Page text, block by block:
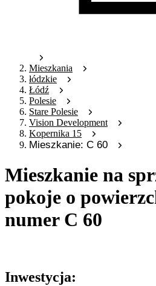
Mieszkania
łódzkie
Łódź
Polesie
Stare Polesie
Vision Development
Kopernika 15
Mieszkanie: C 60
Mieszkanie na
pokoje o
numer C 60
Inwestycja: